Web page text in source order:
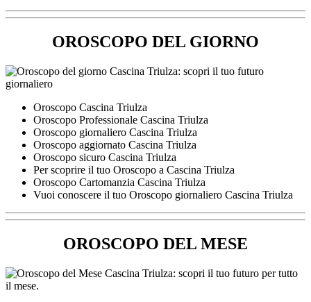
OROSCOPO DEL GIORNO
Oroscopo Cascina Triulza
Oroscopo Professionale Cascina Triulza
Oroscopo giornaliero Cascina Triulza
Oroscopo aggiornato Cascina Triulza
Oroscopo sicuro Cascina Triulza
Per scoprire il tuo Oroscopo a Cascina Triulza
Oroscopo Cartomanzia Cascina Triulza
Vuoi conoscere il tuo Oroscopo giornaliero Cascina Triulza
OROSCOPO DEL MESE